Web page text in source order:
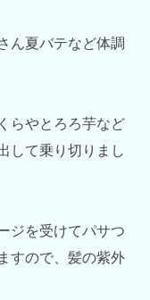
ん夏バテなど体調
らやとろろ芋など
して乗り切りまし
ジを受けてパサつ
すので、髪の紫外